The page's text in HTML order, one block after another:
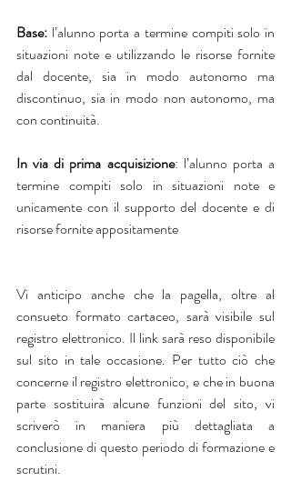
Base: l’alunno porta a termine compiti solo in
situazioni note e utilizzando le risorse fornite
dal docente, sia in modo autonomo ma
discontinuo, sia in modo non autonomo, ma
con continuità.
In via di prima acquisizione: l’alunno porta a
termine compiti solo in situazioni note e
unicamente con il supporto del docente e di
risorse fornite appositamente
Vi anticipo anche che la pagella, oltre al
consueto formato cartaceo, sarà visibile sul
registro elettronico. Il link sarà reso disponibile
sul sito in tale occasione. Per tutto ciò che
concerne il registro elettronico, e che in buona
parte sostituirà alcune funzioni del sito, vi
scriverò in maniera più dettagliata a
conclusione di questo periodo di formazione e
scrutini.